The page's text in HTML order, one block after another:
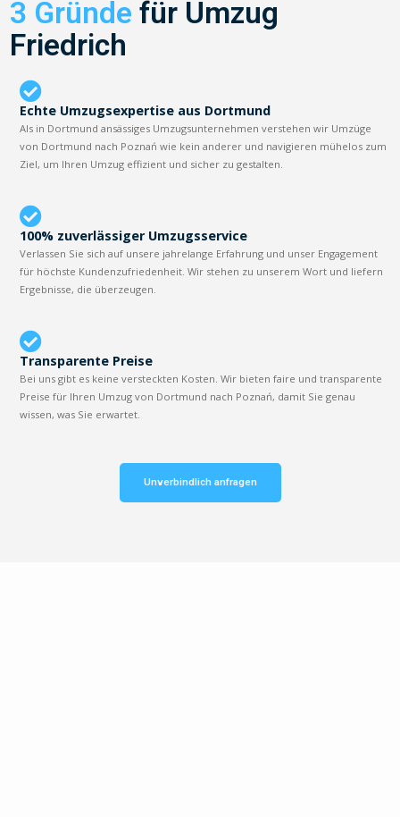
3 Gründe für Umzug
Friedrich
Echte Umzugsexpertise aus Dortmund
Als in Dortmund ansässiges Umzugsunternehmen verstehen wir Umzüge
von Dortmund nach Poznań wie kein anderer und navigieren mühelos zum
Ziel, um Ihren Umzug effizient und sicher zu gestalten.
100% zuverlässiger Umzugsservice
Verlassen Sie sich auf unsere jahrelange Erfahrung und unser Engagement
für höchste Kundenzufriedenheit. Wir stehen zu unserem Wort und liefern
Ergebnisse, die überzeugen.
Transparente Preise
Bei uns gibt es keine versteckten Kosten. Wir bieten faire und transparente
Preise für Ihren Umzug von Dortmund nach Poznań, damit Sie genau
wissen, was Sie erwartet.
Unverbindlich anfragen